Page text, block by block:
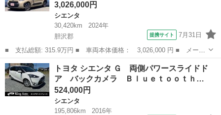
3,026,000円
シエンタ
30,420km
2024年
胆沢郡
提携サイト 7月31日
■ 支払総額: 315.9万円 ■ 車両本体価格： 3,026,000 円 ■ メーカ
ー名： トヨタ ■ 車種名： シエンタ ■ グレード名： ハイブリ
ッドＺ ４ＷＤ 寒冷地仕様 １０．５インチディスプレイオーディ
オプラス...
岩手 胆沢郡 シエンタ
トヨタ シエンタ Ｇ 両側パワースライドド
ア バックカメラ Ｂｌｕｅｔｏｏｔｈ…
524,000円
シエンタ
195,806km
2016年